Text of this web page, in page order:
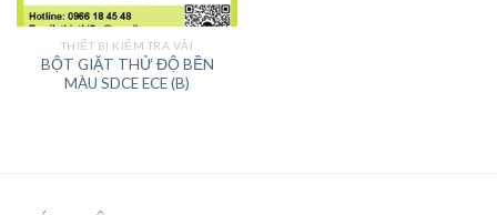
THIẾT BỊ KIỂM TRA VẢI
BỘT GIẶT THỬ ĐỘ BỀN
MÀU SDCE ECE (B)